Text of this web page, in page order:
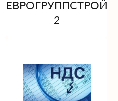
ЕВРОГРУППСТРОЙ
2